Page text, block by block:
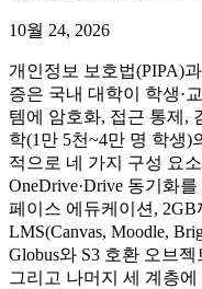
10월 24, 2026
개인정보 보호법(PIPA)
증은 국내 대학이 학생·
템에 암호화, 접근 통제,
학(1만 5천~4만 명 학생
적으로 네 가지 구성 요
OneDrive·Drive 동기화
페이스 에듀케이션,
LMS(Canvas, Moodle,
Globus와 S3 호환 오브
그리고 나머지 세 계층